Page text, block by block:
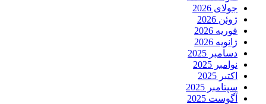
جولای 2026
ژوئن 2026
فوریه 2026
ژانویه 2026
دسامبر 2025
نوامبر 2025
اکتبر 2025
سپتامبر 2025
آگوست 2025